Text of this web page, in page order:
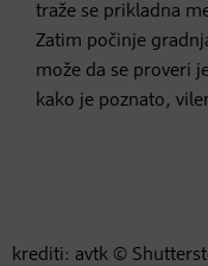
traže se prikladna
Zatim počinje
može da se proveri
kako je poznato,
krediti: avtk ©